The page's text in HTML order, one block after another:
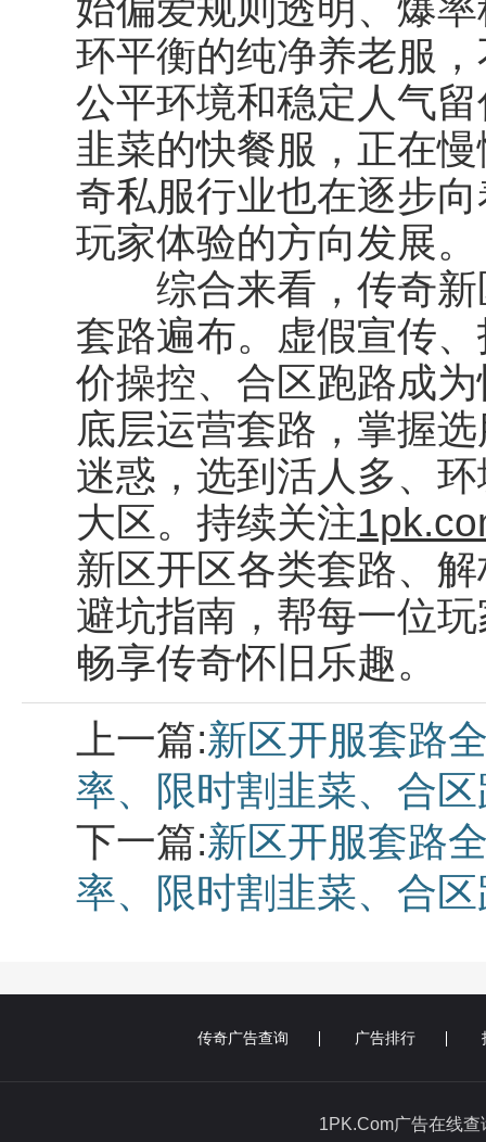
环平衡的纯净养老服
公平环境和稳定人气
韭菜的快餐服，正在
奇私服行业也在逐步
玩家体验的方向发展。
综合来看，传奇新
套路遍布。虚假宣传
价操控、合区跑路成
底层运营套路，掌握
迷惑，选到活人多、
大区。持续关注
新区开区各类套路、
避坑指南，帮每一位
畅享传奇怀旧乐趣。
上一篇:新区开服套路
率、限时割韭菜、合
下一篇:新区开服套路
率、限时割韭菜、合
传奇广告查询 广告排行
1PK.Com广告在